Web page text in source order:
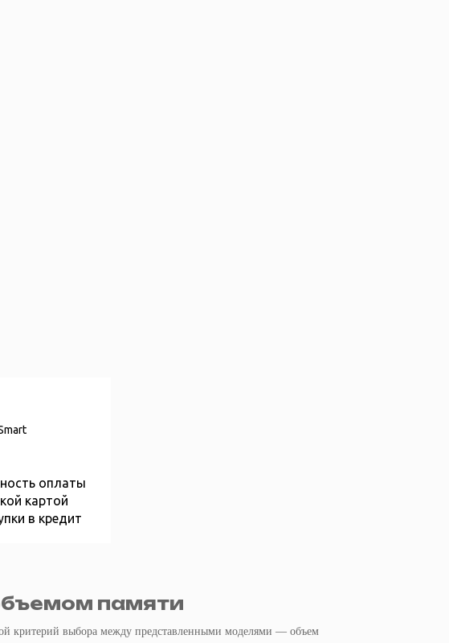
оплаты
картой
в кредит
памяти
критерий выбора между представленными моделями — объем